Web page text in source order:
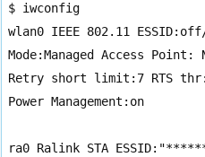
$ iwconfig
wlan0 IEEE 802.11
Mode:Managed Access Point:
Retry short limit:7 RTS
Power Management:on
ra0 Ralink STA